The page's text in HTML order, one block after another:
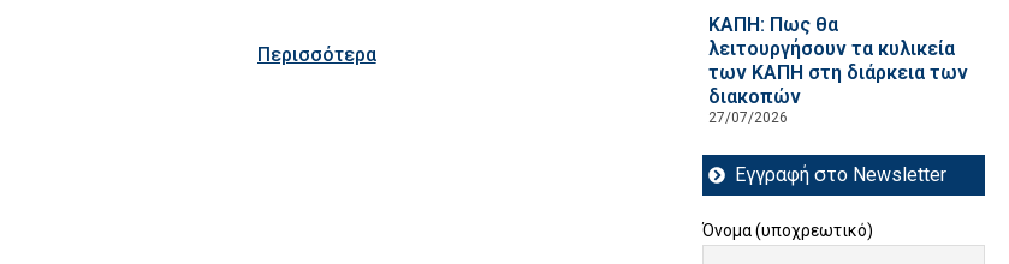
Περισσότερα
ΚΑΠΗ: Πως θα
λειτουργήσουν τα κυλικεία
των ΚΑΠΗ στη διάρκεια των
διακοπών
27/07/2026
Εγγραφή στο Newsletter
Όνομα (υποχρεωτικό)